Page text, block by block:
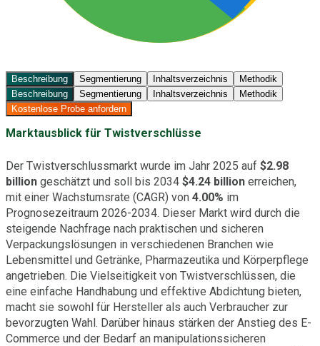
Beschreibung Segmentierung Inhaltsverzeichnis
Methodik
Beschreibung
Segmentierung Inhaltsverzeichnis
Methodik
Kostenlose Probe anfordern
Marktausblick für Twistverschlüsse
Der Twistverschlussmarkt wurde im Jahr 2025 auf $2.98
billion geschätzt und soll bis 2034 $4.24 billion erreichen,
mit einer Wachstumsrate (CAGR) von 4.00% im
Prognosezeitraum 2026-2034. Dieser Markt wird durch die
steigende Nachfrage nach praktischen und sicheren
Verpackungslösungen in verschiedenen Branchen wie
Lebensmittel und Getränke, Pharmazeutika und Körperpflege
angetrieben. Die Vielseitigkeit von Twistverschlüssen, die
eine einfache Handhabung und effektive Abdichtung bieten,
macht sie sowohl für Hersteller als auch Verbraucher zur
bevorzugten Wahl. Darüber hinaus stärken der Anstieg des E-
Commerce und der Bedarf an manipulationssicheren